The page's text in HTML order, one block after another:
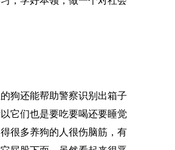
狗还能帮助警察识别出箱子
它们也是要吃要喝还要睡觉
很多养狗的人很伤脑筋，有